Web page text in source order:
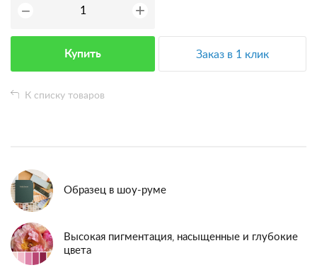
− +
Купить Заказ в 1 клик
К списку товаров
Образец в шоу-руме
Высокая пигментация, насыщенные и глубокие
цвета